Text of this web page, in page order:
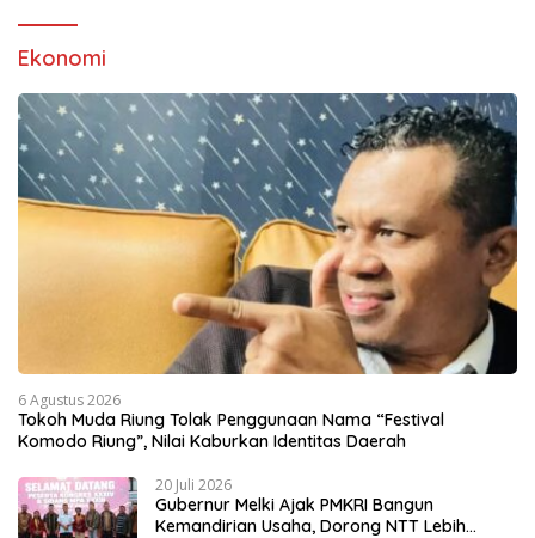
Ekonomi
6 Agustus 2026
Tokoh Muda Riung Tolak Penggunaan Nama “Festival
Komodo Riung”, Nilai Kaburkan Identitas Daerah
20 Juli 2026
Gubernur Melki Ajak PMKRI Bangun
Kemandirian Usaha, Dorong NTT Lebih